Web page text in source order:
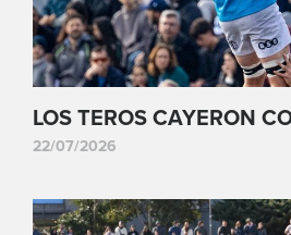
LOS TEROS CAYERON
22/07/2026